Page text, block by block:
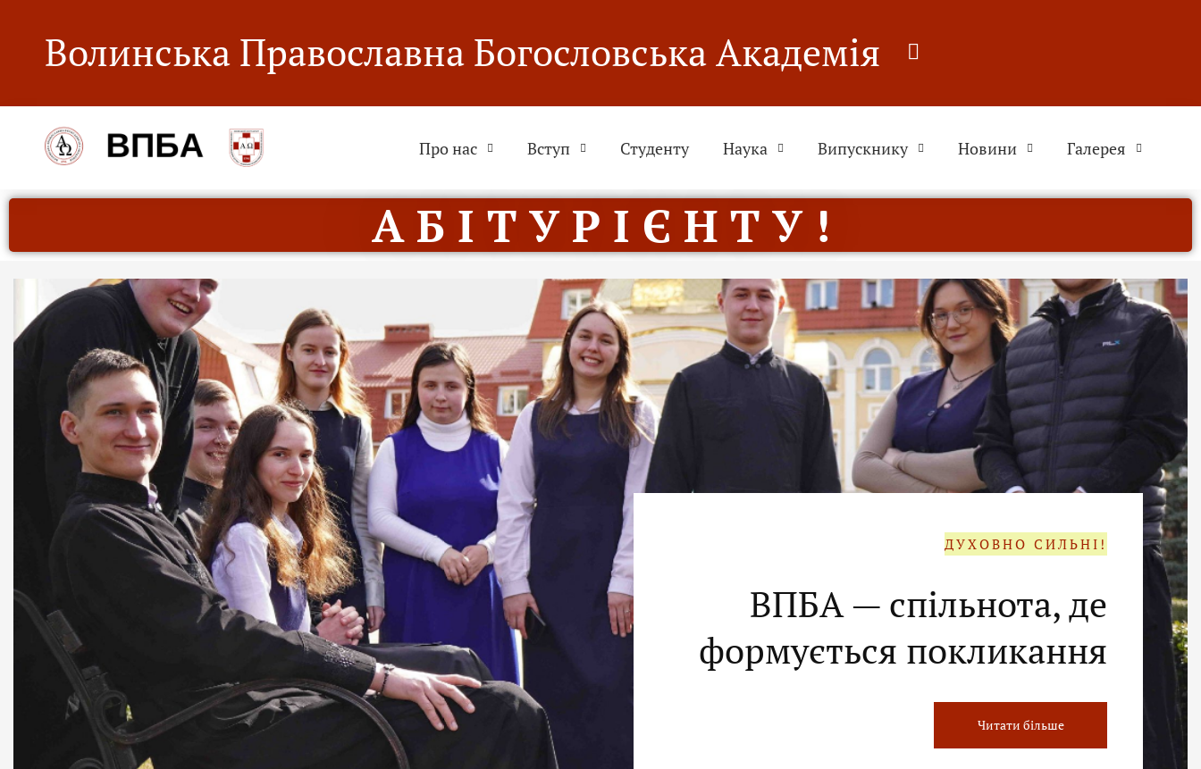
Волинська Православна Богословська Академія
Про нас Вступ Студенту Наука Випускнику Новини Галерея
А Б І Т У Р І Є Н Т У !
ДУХОВНО СИЛЬНІ!
ВПБА — спільнота, де
формується покликання
Читати більше